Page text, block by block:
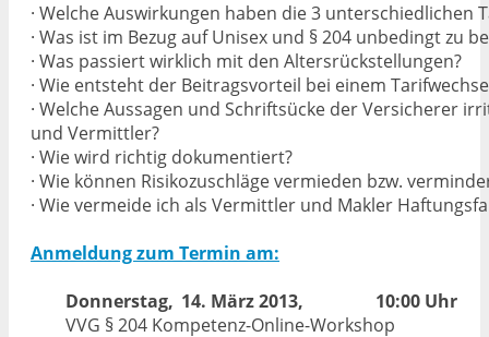
· Welche Auswirkungen haben die 3 unterschiedlichen
· Was ist im Bezug auf Unisex und § 204 unbedingt zu
· Was passiert wirklich mit den Altersrückstellungen?
· Wie entsteht der Beitragsvorteil bei einem
· Welche Aussagen und Schriftsücke der Versicherer
und Vermittler?
· Wie wird richtig dokumentiert?
· Wie können Risikozuschläge vermieden bzw.
· Wie vermeide ich als Vermittler und Makler
Anmeldung zum Termin am:
Donnerstag, 14. März 2013,
10:00 Uhr
VVG § 204 Kompetenz-Online-Workshop